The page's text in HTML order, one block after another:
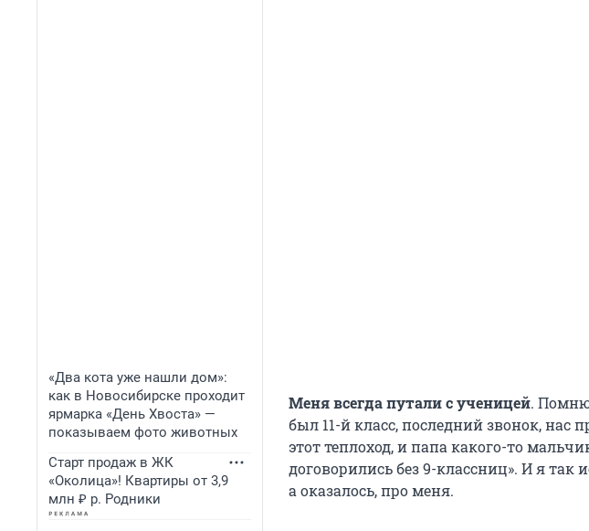
«Два кота уже нашли дом»:
как в Новосибирске проходит
ярмарка «День Хвоста» —
показываем фото животных
Старт продаж в ЖК
«Околица»! Квартиры от 3,9
млн ₽ р. Родники
Меня всегда путали с ученицей.
был 11-й класс, последний звонок, нас
этот теплоход, и папа какого-то
договорились без 9-классниц». И я так
а оказалось, про меня.